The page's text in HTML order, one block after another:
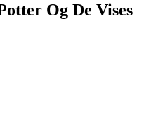
Og De Vises